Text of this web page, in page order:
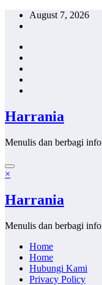
Skip
August 7, 2026
Harrania
Menulis dan berbagi
×
Harrania
Menulis dan berbagi
Home
Home
Hubungi Kami
Privacy Policy